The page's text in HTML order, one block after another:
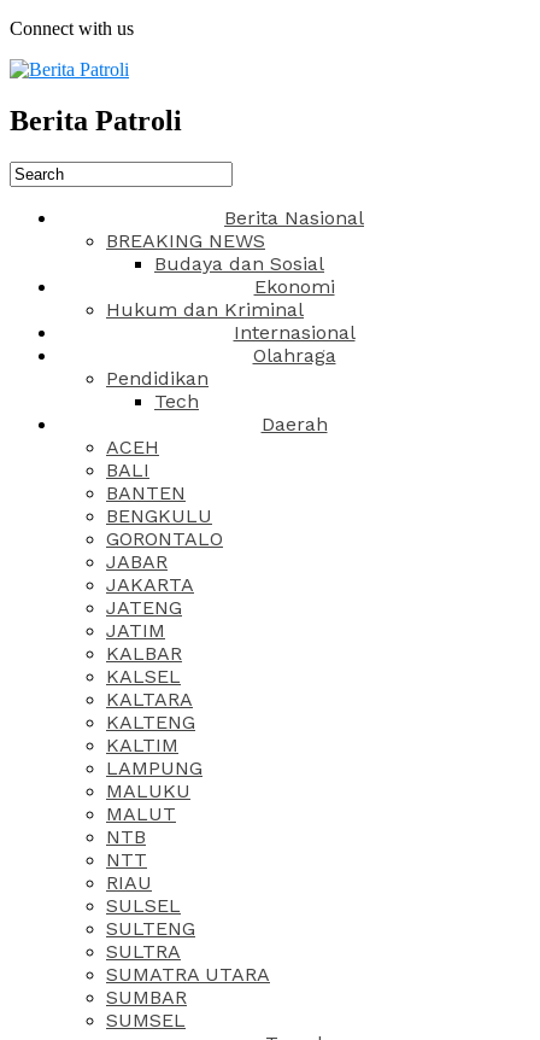
Connect with us
Berita Patroli
Berita Nasional
BREAKING NEWS
Budaya dan Sosial
Ekonomi
Hukum dan Kriminal
Internasional
Olahraga
Pendidikan
Tech
Daerah
ACEH
BALI
BANTEN
BENGKULU
GORONTALO
JABAR
JAKARTA
JATENG
JATIM
KALBAR
KALSEL
KALTARA
KALTENG
KALTIM
LAMPUNG
MALUKU
MALUT
NTB
NTT
RIAU
SULSEL
SULTENG
SULTRA
SUMATRA UTARA
SUMBAR
SUMSEL